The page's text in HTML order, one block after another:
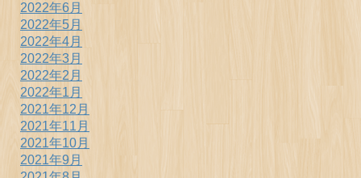
2022年6月
2022年5月
2022年4月
2022年3月
2022年2月
2022年1月
2021年12月
2021年11月
2021年10月
2021年9月